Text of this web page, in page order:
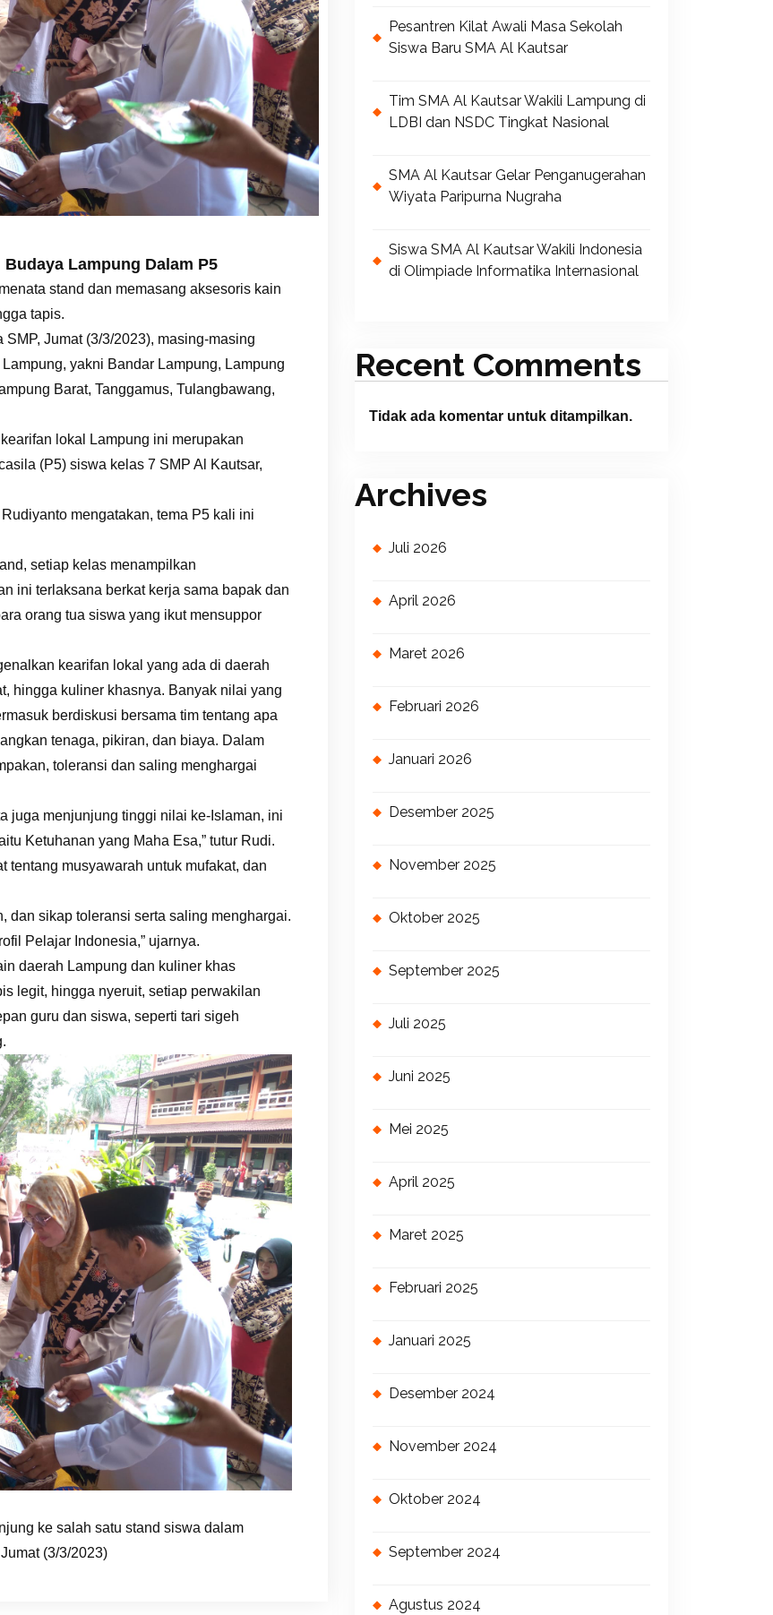
Lampung Dalam P5
stand dan memasang aksesoris kain
tapis.
Jumat (3/3/2023), masing-masing
yakni Bandar Lampung, Lampung
Barat, Tanggamus, Tulangbawang,
lokal Lampung ini merupakan
(P5) siswa kelas 7 SMP Al Kautsar,
mengatakan, tema P5 kali ini
setiap kelas menampilkan
ini terlaksana berkat kerja sama bapak dan
orang tua siswa yang ikut mensuppor
kearifan lokal yang ada di daerah
hingga kuliner khasnya. Banyak nilai yang
berdiskusi bersama tim tentang apa
tenaga, pikiran, dan biaya. Dalam
toleransi dan saling menghargai
juga menjunjung tinggi nilai ke-Islaman, ini
Ketuhanan yang Maha Esa,” tutur Rudi.
tentang musyawarah untuk mufakat, dan
dan sikap toleransi serta saling menghargai.
Pelajar Indonesia,” ujarnya.
daerah Lampung dan kuliner khas
legit, hingga nyeruit, setiap perwakilan
guru dan siswa, seperti tari sigeh
ke salah satu stand siswa dalam
(3/3/2023)
Pesantren Kilat Awali Masa Sekolah
Siswa Baru SMA Al Kautsar
Tim SMA Al Kautsar Wakili Lampung di
LDBI dan NSDC Tingkat Nasional
SMA Al Kautsar Gelar Penganugerahan
Wiyata Paripurna Nugraha
Siswa SMA Al Kautsar Wakili Indonesia
di Olimpiade Informatika Internasional
Recent Comments
Tidak ada komentar untuk ditampilkan.
Archives
Juli 2026
April 2026
Maret 2026
Februari 2026
Januari 2026
Desember 2025
November 2025
Oktober 2025
September 2025
Juli 2025
Juni 2025
Mei 2025
April 2025
Maret 2025
Februari 2025
Januari 2025
Desember 2024
November 2024
Oktober 2024
September 2024
Agustus 2024